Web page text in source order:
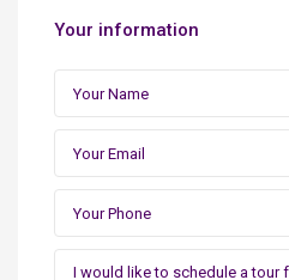
Your information